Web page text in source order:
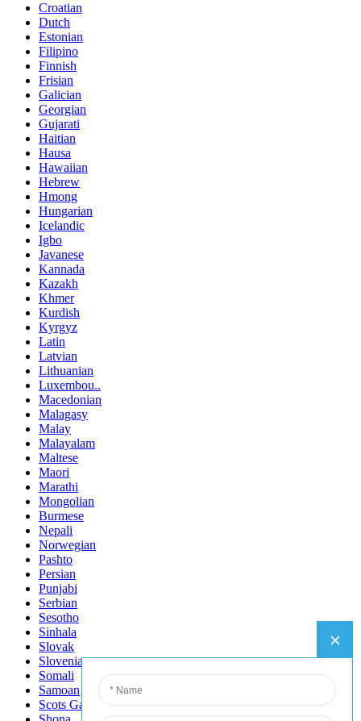
Croatian
Dutch
Estonian
Filipino
Finnish
Frisian
Galician
Georgian
Gujarati
Haitian
Hausa
Hawaiian
Hebrew
Hmong
Hungarian
Icelandic
Igbo
Javanese
Kannada
Kazakh
Khmer
Kurdish
Kyrgyz
Latin
Latvian
Lithuanian
Luxembou..
Macedonian
Malagasy
Malay
Malayalam
Maltese
Maori
Marathi
Mongolian
Burmese
Nepali
Norwegian
Pashto
Persian
Punjabi
Serbian
Sesotho
Sinhala
Slovak
Slovenian
Somali
Samoan
Scots Gaelic